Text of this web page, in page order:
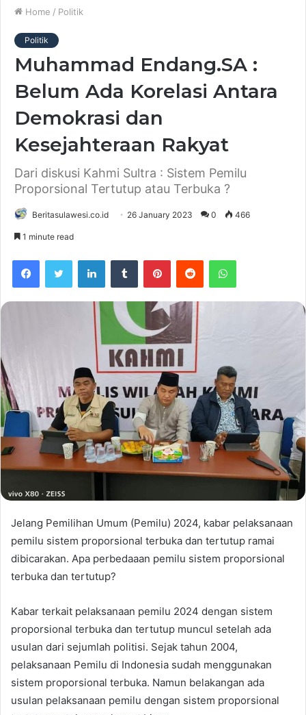
Home / Politik
Politik
Muhammad Endang.SA :
Belum Ada Korelasi Antara
Demokrasi dan
Kesejahteraan Rakyat
Dari diskusi Kahmi Sultra : Sistem Pemilu
Proporsional Tertutup atau Terbuka ?
Beritasulawesi.co.id 26 January 2023 0 466
1 minute read
Jelang Pemilihan Umum (Pemilu) 2024, kabar pelaksanaan
pemilu sistem proporsional terbuka dan tertutup ramai
dibicarakan. Apa perbedaaan pemilu sistem proporsional
terbuka dan tertutup?
Kabar terkait pelaksanaan pemilu 2024 dengan sistem
proporsional terbuka dan tertutup muncul setelah ada
usulan dari sejumlah politisi. Sejak tahun 2004,
pelaksanaan Pemilu di Indonesia sudah menggunakan
sistem proporsional terbuka. Namun belakangan ada
usulan pelaksanaan pemilu dengan sistem proporsional